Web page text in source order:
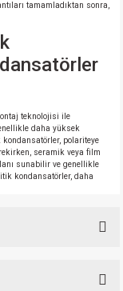
tamamladıktan sonra,
teknolojisi ile
daha yüksek
polariteye
seramik veya film
sunabilir ve genellikle
kondansatörler, daha